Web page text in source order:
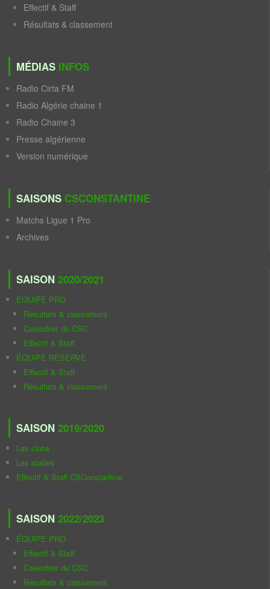
Effectif & Staff
Résultats & classement
MÉDIAS INFOS
Radio Cirta FM
Radio Algérie chaine 1
Radio Chaine 3
Presse algérienne
Version numérique
SAISONS CSCONSTANTINE
Matchs Ligue 1 Pro
Archives
SAISON 2020/2021
ÉQUIPE PRO
Résultats & classement
Calendrier du CSC
Effectif & Staff
ÉQUIPE RÉSERVE
Effectif & Staff
Résultats & classement
SAISON 2019/2020
Les clubs
Les stades
Effectif & Staff CSConstantine
SAISON 2022/2023
ÉQUIPE PRO
Effectif & Staff
Calendrier du CSC
Résultats & classement